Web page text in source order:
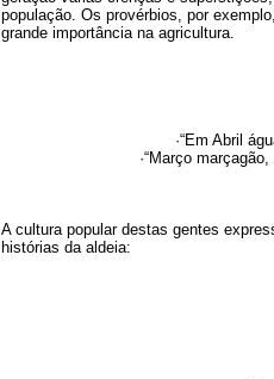
população. Os provérbios, por
grande importância na agricultura.
·“Em Abril
·“Março
A cultura popular destas gentes
histórias da aldeia: